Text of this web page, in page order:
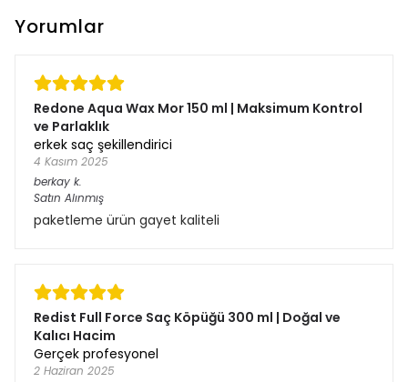
Yorumlar
Redone Aqua Wax Mor 150 ml | Maksimum Kontrol
ve Parlaklık
erkek saç şekillendirici
4 Kasım 2025
berkay k.
Satın Alınmış
paketleme ürün gayet kaliteli
Redist Full Force Saç Köpüğü 300 ml | Doğal ve
Kalıcı Hacim
Gerçek profesyonel
2 Haziran 2025